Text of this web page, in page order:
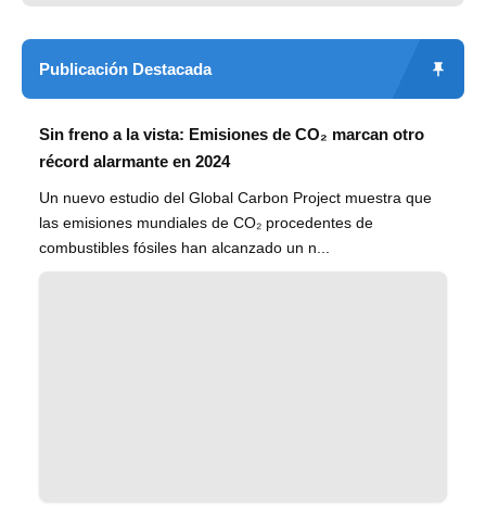
Publicación Destacada
Sin freno a la vista: Emisiones de CO₂ marcan otro
récord alarmante en 2024
Un nuevo estudio del Global Carbon Project muestra que
las emisiones mundiales de CO₂ procedentes de
combustibles fósiles han alcanzado un n...